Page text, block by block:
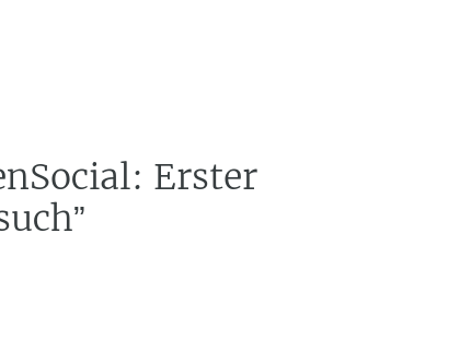
Erster
”